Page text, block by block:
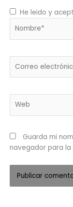
He leido y
electrónico*
Guarda mi
navegador para